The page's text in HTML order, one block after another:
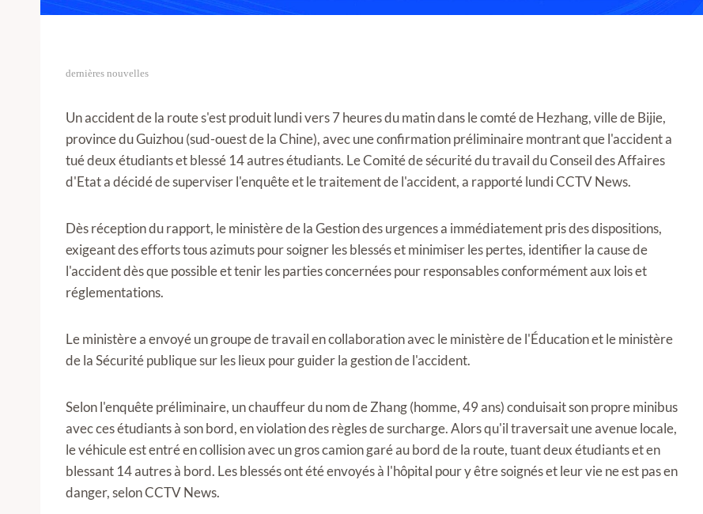
dernières nouvelles
Un accident de la route s'est produit lundi vers 7 heures du matin dans le comté de Hezhang, ville de Bijie,
province du Guizhou (sud-ouest de la Chine), avec une confirmation préliminaire montrant que l'accident a
tué deux étudiants et blessé 14 autres étudiants. Le Comité de sécurité du travail du Conseil des Affaires
d'Etat a décidé de superviser l'enquête et le traitement de l'accident, a rapporté lundi CCTV News.
Dès réception du rapport, le ministère de la Gestion des urgences a immédiatement pris des dispositions,
exigeant des efforts tous azimuts pour soigner les blessés et minimiser les pertes, identifier la cause de
l'accident dès que possible et tenir les parties concernées pour responsables conformément aux lois et
réglementations.
Le ministère a envoyé un groupe de travail en collaboration avec le ministère de l'Éducation et le ministère
de la Sécurité publique sur les lieux pour guider la gestion de l'accident.
Selon l'enquête préliminaire, un chauffeur du nom de Zhang (homme, 49 ans) conduisait son propre minibus
avec ces étudiants à son bord, en violation des règles de surcharge. Alors qu'il traversait une avenue locale,
le véhicule est entré en collision avec un gros camion garé au bord de la route, tuant deux étudiants et en
blessant 14 autres à bord. Les blessés ont été envoyés à l'hôpital pour y être soignés et leur vie ne est pas en
danger, selon CCTV News.